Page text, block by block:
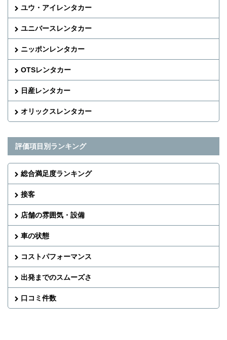
ユウ・アイレンタカー
ユニバースレンタカー
ニッポンレンタカー
OTSレンタカー
日産レンタカー
オリックスレンタカー
評価項目別ランキング
総合満足度ランキング
接客
店舗の雰囲気・設備
車の状態
コストパフォーマンス
出発までのスムーズさ
口コミ件数